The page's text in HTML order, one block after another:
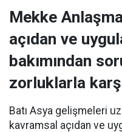
Mekke
açıdan ve
bakımından
zorluklarla
Batı Asya gelişmeleri
kavramsal açıdan ve